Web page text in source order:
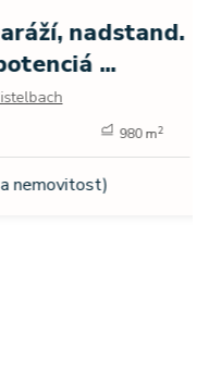
nadstand.
...
980 m2